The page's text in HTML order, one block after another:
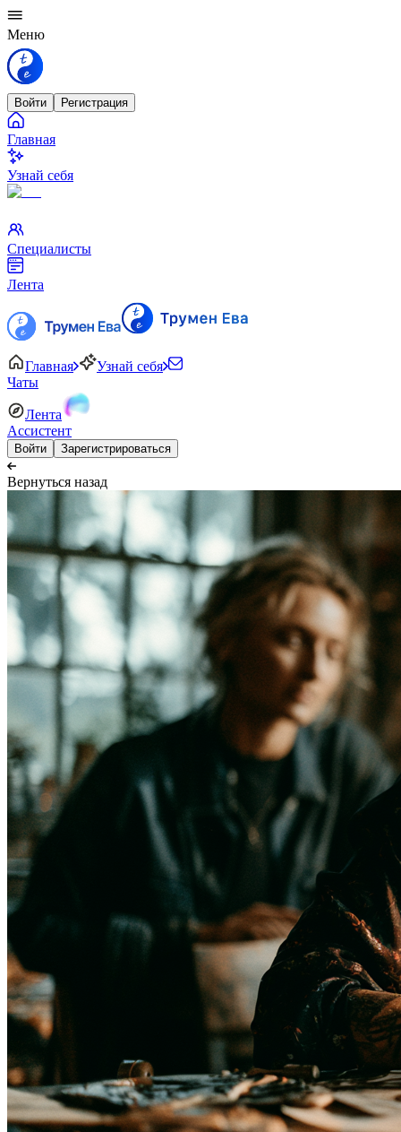
Меню
Войти Регистрация
Главная
Узнай себя
Специалисты
Лента
Главная
Узнай себя
Чаты
Лента
Ассистент
Войти Зарегистрироваться
Вернуться назад